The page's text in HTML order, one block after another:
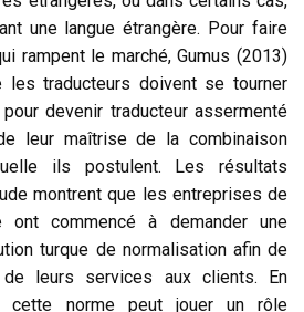
une langue étrangère. Pour faire
rampent le marché, Gumus (2013)
les traducteurs doivent se tourner
devenir traducteur assermenté
leur maîtrise de la combinaison
ils postulent. Les résultats
montrent que les entreprises de
ont commencé à demander une
turque de normalisation afin de
leurs services aux clients. En
cette norme peut jouer un rôle